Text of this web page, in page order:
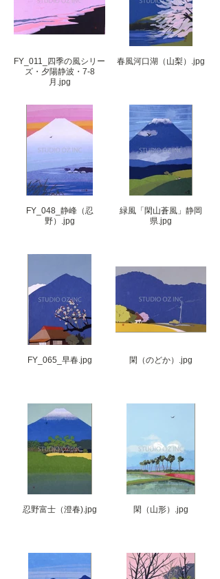
FY_011_四季の風シリー
ズ・夕陽静波・7-8
月.jpg
春風河口湖（山梨）.jpg
FY_048_静峰（忍
野）.jpg
緑風「閑山蒼風」静岡
県.jpg
FY_065_早春.jpg 閑（のどか）.jpg
忍野富士（澄春).jpg 閑（山形）.jpg